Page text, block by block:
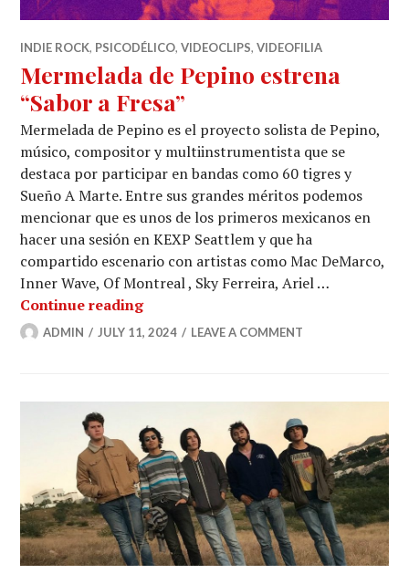
INDIE ROCK, PSICODÉLICO,VIDEOCLIPS,VIDEOFILIA
Mermelada de Pepino estrena
“Sabor a Fresa”
Mermelada de Pepino es el proyecto solista de Pepino,
músico, compositor y multiinstrumentista que se
destaca por participar en bandas como 60 tigres y
Sueño A Marte. Entre sus grandes méritos podemos
mencionar que es unos de los primeros mexicanos en
hacer una sesión en KEXP Seattlem y que ha
compartido escenario con artistas como Mac DeMarco,
Inner Wave, Of Montreal , Sky Ferreira, Ariel …
Continue readingMermelada de Pepino estrena “Sabor
ADMIN JULY 11, 2024 LEAVE A COMMENT